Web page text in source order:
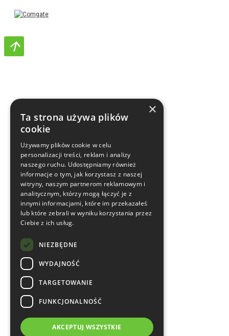
×
Ta strona używa plików
cookie
Używamy plików cookie w celu
personalizacji treści, reklam i analizy
naszego ruchu. Udostępniamy również
informacje o tym, jak korzystasz z naszej
witryny, naszym partnerom reklamowym i
analitycznym, którzy mogą łączyć je z
innymi informacjami, które im przekazałeś
lub które zebrali w wyniku korzystania przez
Ciebie z ich usług.
NIEZBĘDNE
WYDAJNOŚĆ
TARGETOWANIE
FUNKCJONALNOŚĆ
AKCEPTUJ WSZYSTKIE